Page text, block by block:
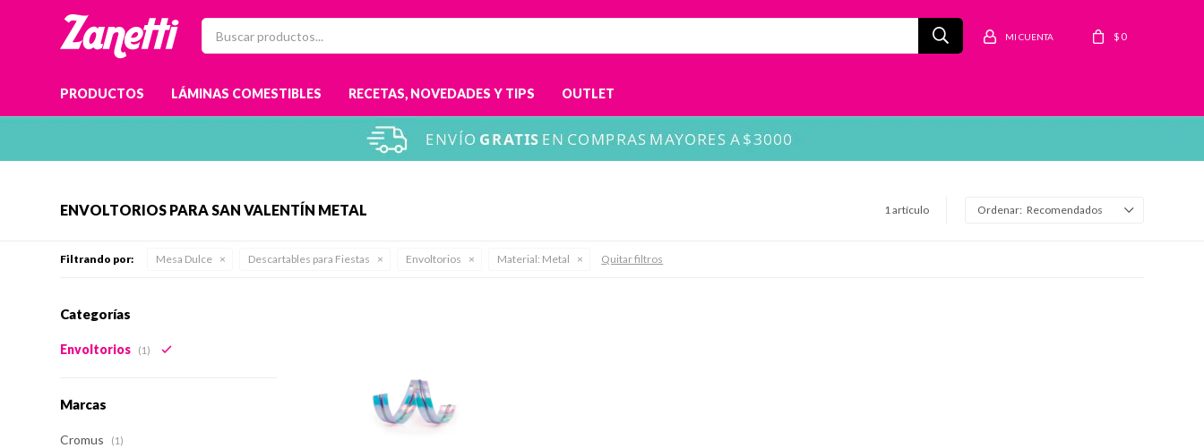
PRODUCTOS LÁMINAS COMESTIBLES RECETAS, NOVEDADES Y TIPS OUTLET
$ 0
ENVOLTORIOS PARA SAN VALENTÍN METAL 1 artículo Recomendados
Filtrando por: Mesa Dulce Descartables para Fiestas Envoltorios Material: Metal Quitar filtros
Categorías
Envoltorios (1)
Marcas
Cromus (1)